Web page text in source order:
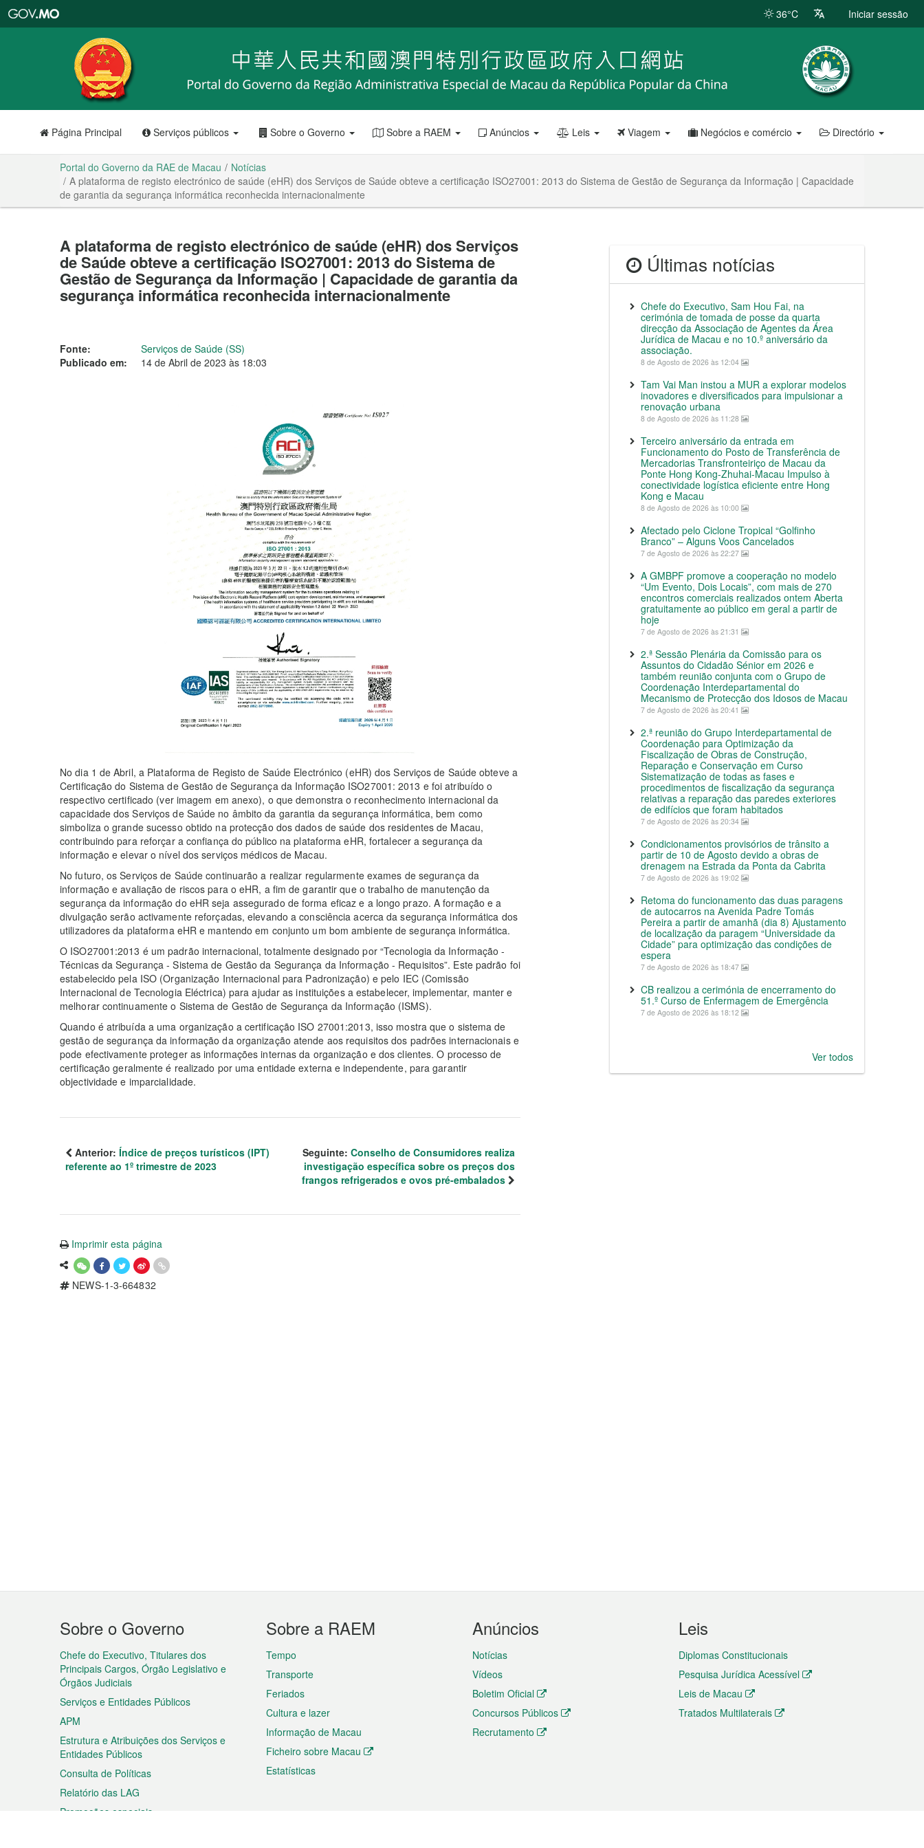
RAE
de
Macau
36°C Iniciar sessão
Página Principal Serviços públicos Sobre o Governo Sobre a RAEM Anúncios Leis Viagem Negócios e comércio Directório
Portal do Governo da RAE de Macau
Notícias
A plataforma de registo electrónico de saúde (eHR) dos Serviços de Saúde obteve a certificação ISO27001: 2013 do Sistema de Gestão de Segurança da Informação | Capacidade
de garantia da segurança informática reconhecida internacionalmente
A plataforma de registo electrónico de saúde (eHR) dos Serviços
de Saúde obteve a certificação ISO27001: 2013 do Sistema de
Gestão de Segurança da Informação | Capacidade de garantia da
segurança informática reconhecida internacionalmente
Fonte:
Serviços de Saúde (SS)
Publicado em:
14 de Abril de 2023 às 18:03
No dia 1 de Abril, a Plataforma de Registo de Saúde Electrónico (eHR) dos Serviços de Saúde obteve a
Certificação do Sistema de Gestão de Segurança da Informação ISO27001: 2013 e foi atribuído o
respectivo certificado (ver imagem em anexo), o que demonstra o reconhecimento internacional da
capacidade dos Serviços de Saúde no âmbito da garantia da segurança informática, bem como
simboliza o grande sucesso obtido na protecção dos dados de saúde dos residentes de Macau,
contribuindo para reforçar a confiança do público na plataforma eHR, fortalecer a segurança da
informação e elevar o nível dos serviços médicos de Macau.
No futuro, os Serviços de Saúde continuarão a realizar regularmente exames de segurança da
informação e avaliação de riscos para o eHR, a fim de garantir que o trabalho de manutenção da
segurança da informação do eHR seja assegurado de forma eficaz e a longo prazo. A formação e a
divulgação serão activamente reforçadas, elevando a consciência acerca da segurança informática dos
utilizadores da plataforma eHR e mantendo em conjunto um bom ambiente de segurança informática.
O ISO27001:2013 é um padrão internacional, totalmente designado por “Tecnologia da Informação -
Técnicas da Segurança - Sistema de Gestão da Segurança da Informação - Requisitos”. Este padrão foi
estabelecido pela ISO (Organização Internacional para Padronização) e pelo IEC (Comissão
Internacional de Tecnologia Eléctrica) para ajudar as instituições a estabelecer, implementar, manter e
melhorar continuamente o Sistema de Gestão de Segurança da Informação (ISMS).
Quando é atribuída a uma organização a certificação ISO 27001:2013, isso mostra que o sistema de
gestão de segurança da informação da organização atende aos requisitos dos padrões internacionais e
pode efectivamente proteger as informações internas da organização e dos clientes. O processo de
certificação geralmente é realizado por uma entidade externa e independente, para garantir
objectividade e imparcialidade.
Anterior: Índice de preços turísticos (IPT)
referente ao 1º trimestre de 2023
Seguinte: Conselho de Consumidores realiza
investigação específica sobre os preços dos
frangos refrigerados e ovos pré-embalados
Imprimir esta página
NEWS-1-3-664832
Últimas notícias
Chefe do Executivo, Sam Hou Fai, na
cerimónia de tomada de posse da quarta
direcção da Associação de Agentes da Área
Jurídica de Macau e no 10.º aniversário da
associação.
8 de Agosto de 2026 às 12:04
Tam Vai Man instou a MUR a explorar modelos
inovadores e diversificados para impulsionar a
renovação urbana
8 de Agosto de 2026 às 11:28
Terceiro aniversário da entrada em
Funcionamento do Posto de Transferência de
Mercadorias Transfronteiriço de Macau da
Ponte Hong Kong-Zhuhai-Macau Impulso à
conectividade logística eficiente entre Hong
Kong e Macau
8 de Agosto de 2026 às 10:00
Afectado pelo Ciclone Tropical “Golfinho
Branco” – Alguns Voos Cancelados
7 de Agosto de 2026 às 22:27
A GMBPF promove a cooperação no modelo
“Um Evento, Dois Locais”, com mais de 270
encontros comerciais realizados ontem Aberta
gratuitamente ao público em geral a partir de
hoje
7 de Agosto de 2026 às 21:31
2.ª Sessão Plenária da Comissão para os
Assuntos do Cidadão Sénior em 2026 e
também reunião conjunta com o Grupo de
Coordenação Interdepartamental do
Mecanismo de Protecção dos Idosos de Macau
7 de Agosto de 2026 às 20:41
2.ª reunião do Grupo Interdepartamental de
Coordenação para Optimização da
Fiscalização de Obras de Construção,
Reparação e Conservação em Curso
Sistematização de todas as fases e
procedimentos de fiscalização da segurança
relativas a reparação das paredes exteriores
de edifícios que foram habitados
7 de Agosto de 2026 às 20:34
Condicionamentos provisórios de trânsito a
partir de 10 de Agosto devido a obras de
drenagem na Estrada da Ponta da Cabrita
7 de Agosto de 2026 às 19:02
Retoma do funcionamento das duas paragens
de autocarros na Avenida Padre Tomás
Pereira a partir de amanhã (dia 8) Ajustamento
de localização da paragem “Universidade da
Cidade” para optimização das condições de
espera
7 de Agosto de 2026 às 18:47
CB realizou a cerimónia de encerramento do
51.º Curso de Enfermagem de Emergência
7 de Agosto de 2026 às 18:12
Ver todos
Menu
do
rodapé
Sobre o Governo
Chefe do Executivo, Titulares dos
Principais Cargos, Órgão Legislativo e
Órgãos Judiciais
Serviços e Entidades Públicos
APM
Estrutura e Atribuições dos Serviços e
Entidades Públicos
Consulta de Políticas
Relatório das LAG
Promoções especiais
Sobre a RAEM
Tempo
Transporte
Feriados
Cultura e lazer
Informação de Macau
Ficheiro sobre Macau
Estatísticas
Anúncios
Notícias
Vídeos
Boletim Oficial
Concursos Públicos
Recrutamento
Leis
Diplomas Constitucionais
Pesquisa Jurídica Acessível
Leis de Macau
Tratados Multilaterais